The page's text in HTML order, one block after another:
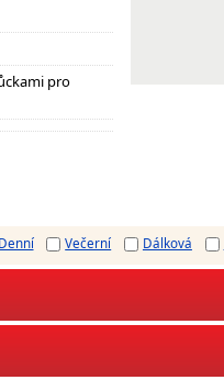
pro
Denní Večerní Dálková